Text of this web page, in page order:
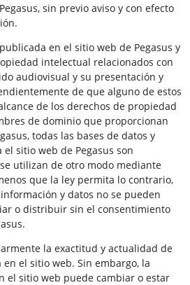
sin previo aviso y con efecto
en el sitio web de Pegasus y
intelectual relacionados con
audiovisual y su presentación y
de que alguno de estos
de los derechos de propiedad
de dominio que proporcionan
todas las bases de datos y
sitio web de Pegasus son
utilizan de otro modo mediante
que la ley permita lo contrario,
y datos no se pueden
o distribuir sin el consentimiento
la exactitud y actualidad de
el sitio web. Sin embargo, la
el sitio web puede cambiar o estar